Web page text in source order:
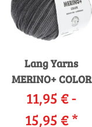
Lang Yarns
MERINO+ COLOR
11,95 € -
15,95 €*